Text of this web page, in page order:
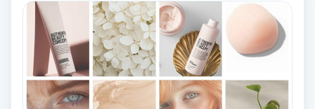
Brynformning
Brynfärgning
Brynplockning